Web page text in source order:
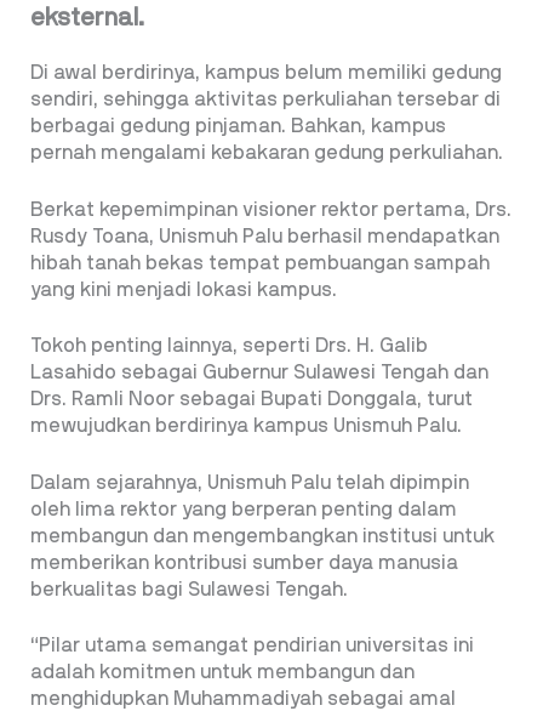
eksternal.
Di awal berdirinya, kampus belum memiliki gedung
sendiri, sehingga aktivitas perkuliahan tersebar di
berbagai gedung pinjaman. Bahkan, kampus
pernah mengalami kebakaran gedung perkuliahan.
Berkat kepemimpinan visioner rektor pertama, Drs.
Rusdy Toana, Unismuh Palu berhasil mendapatkan
hibah tanah bekas tempat pembuangan sampah
yang kini menjadi lokasi kampus.
Tokoh penting lainnya, seperti Drs. H. Galib
Lasahido sebagai Gubernur Sulawesi Tengah dan
Drs. Ramli Noor sebagai Bupati Donggala, turut
mewujudkan berdirinya kampus Unismuh Palu.
Dalam sejarahnya, Unismuh Palu telah dipimpin
oleh lima rektor yang berperan penting dalam
membangun dan mengembangkan institusi untuk
memberikan kontribusi sumber daya manusia
berkualitas bagi Sulawesi Tengah.
“Pilar utama semangat pendirian universitas ini
adalah komitmen untuk membangun dan
menghidupkan Muhammadiyah sebagai amal